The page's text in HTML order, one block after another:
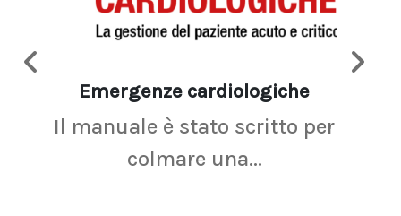
Emergenze cardiologiche
Il manuale è stato scritto per
colmare una...